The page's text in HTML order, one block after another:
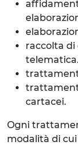
raccolta
cartacei.
Ogni
modalità di cui